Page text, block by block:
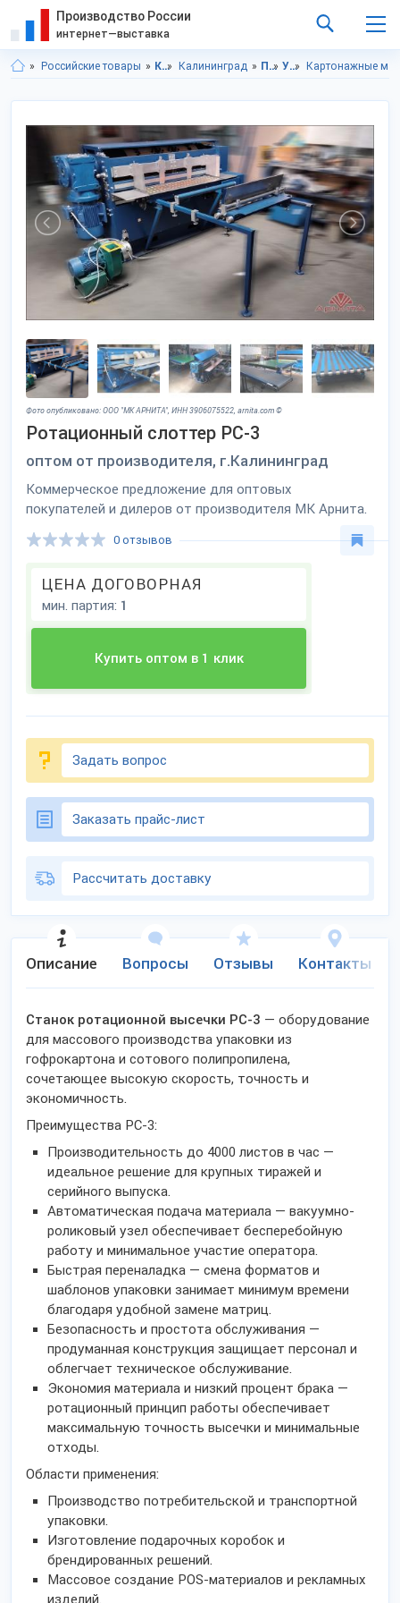
Производство России
интернет—выставка
Российские товары Калининградская область Калининград Промышленное оборудование Упаковочное оборудование Картонажные
Фото опубликовано: ООО "МК АРНИТА", ИНН 3906075522, arnita.com ©
Ротационный слоттер РС-3
оптом от производителя, г.Калининград
Коммерческое предложение для оптовых
покупателей и дилеров от производителя МК Арнита.
ЦЕНА ДОГОВОРНАЯ
мин. партия: 1
Купить оптом в 1 клик
0 отзывов
Задать вопрос
Заказать прайс-лист
Рассчитать доставку
Описание Вопросы Отзывы Контакты
Станок ротационной высечки РС-3 — оборудование
для массового производства упаковки из
гофрокартона и сотового полипропилена,
сочетающее высокую скорость, точность и
экономичность.
Преимущества РС-3:
Производительность до 4000 листов в час —
идеальное решение для крупных тиражей и
серийного выпуска.
Автоматическая подача материала — вакуумно-
роликовый узел обеспечивает бесперебойную
работу и минимальное участие оператора.
Быстрая переналадка — смена форматов и
шаблонов упаковки занимает минимум времени
благодаря удобной замене матриц.
Безопасность и простота обслуживания —
продуманная конструкция защищает персонал и
облегчает техническое обслуживание.
Экономия материала и низкий процент брака —
ротационный принцип работы обеспечивает
максимальную точность высечки и минимальные
отходы.
Области применения:
Производство потребительской и транспортной
упаковки.
Изготовление подарочных коробок и
брендированных решений.
Массовое создание POS-материалов и рекламных
изделий.